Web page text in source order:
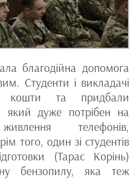
благодійна допомога
Студенти і викладачі
кошти та придбали
який дуже потрібен на
телефонів,
того, один зі студентів
(Тарас Корінь)
бензопилу, яка теж